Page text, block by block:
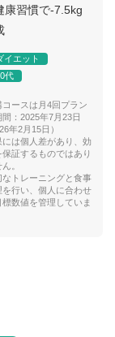
康習慣で-7.5kg
イエット
代
ースは月4回プラン
間：2025年7月23日
年2月15日）
は個人差があり、効
保証するものではあり
。
トレーニングと食事
を行い、個人に合わせ
標数値を管理していま